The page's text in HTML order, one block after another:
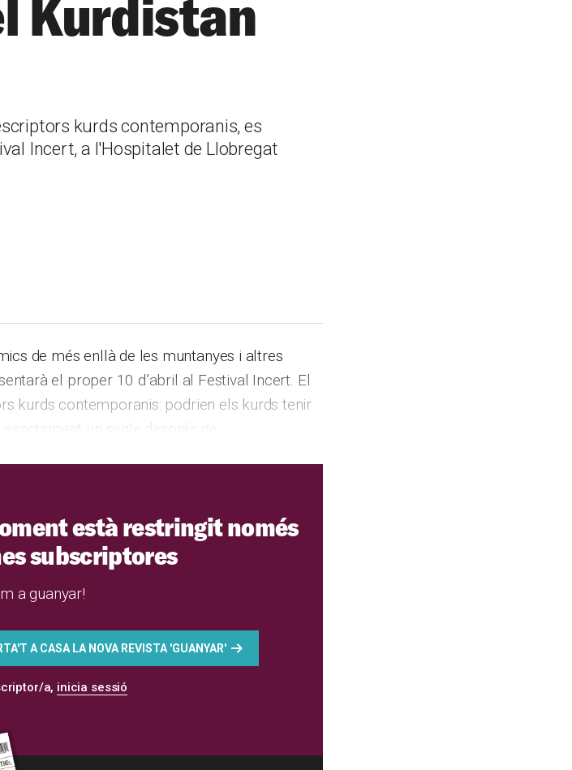
Kurdistan
kurds contemporanis, es
Incert, a l'Hospitalet de Llobregat
de més enllà de les muntanyes i altres
el proper 10 d’abril al Festival Incert. El
kurds contemporanis: podrien els kurds tenir
un segle després de …
està restringit només
subscriptores
a guanyar!
A CASA LA NOVA REVISTA 'GUANYAR'
a, inicia sessió